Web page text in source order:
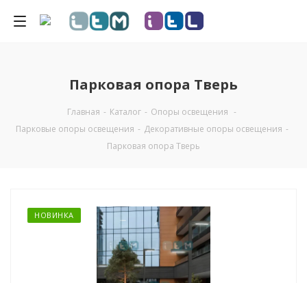
Парковая опора Тверь
Главная - Каталог - Опоры освещения -
Парковые опоры освещения - Декоративные опоры освещения -
Парковая опора Тверь
НОВИНКА